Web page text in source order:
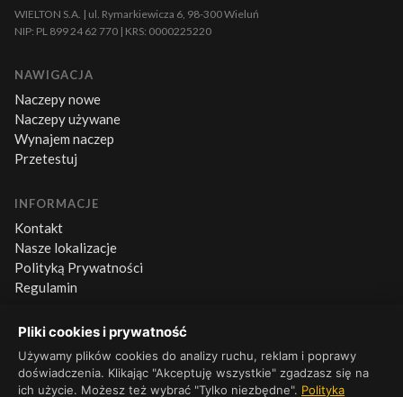
Pliki cookies i prywatność
Używamy plików cookies do analizy ruchu, reklam i poprawy
doświadczenia. Klikając "Akceptuję wszystkie" zgadzasz się na
ich użycie. Możesz też wybrać "Tylko niezbędne". Polityka
WIELTON S.A. | ul. Rymarkiewicza 6, 98-300 Wieluń
NIP: PL 899 24 62 770 | KRS: 0000225220
NAWIGACJA
Naczepy nowe
Naczepy używane
Wynajem naczep
Przetestuj
INFORMACJE
Kontakt
Nasze lokalizacje
Polityką Prywatności
Regulamin
KONTAKT
+48 660 500 600
Pn–Pt 8:00–16:00